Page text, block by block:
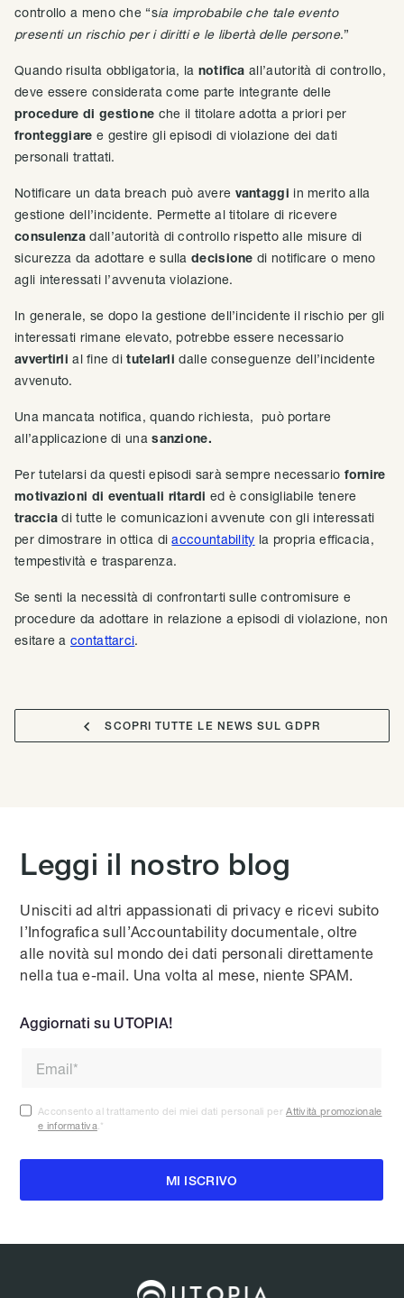
controllo a meno che “sia improbabile che tale evento
presenti un rischio per i diritti e le libertà delle persone.”
Quando risulta obbligatoria, la notificaall’autorità di controllo,
deve essere considerata come parte integrante delle
procedure di gestione che il titolare adotta a priori per
fronteggiare e gestire gli episodi di violazione dei dati
personali trattati.
Notificare un data breach può avere vantaggi in merito alla
gestione dell’incidente. Permette al titolare di ricevere
consulenzadall’autorità di controllo rispetto alle misure di
sicurezza da adottare e sulladecisionedi notificare o meno
agli interessati l’avvenuta violazione.
In generale, se dopo la gestione dell’incidente il rischio per gli
interessati rimane elevato, potrebbe essere necessario
avvertirlial fine ditutelarlidalle conseguenze dell’incidente
avvenuto.
Una mancata notifica, quando richiesta, può portare
all’applicazione di unasanzione.
Per tutelarsi da questi episodi sarà sempre necessario fornire
motivazioni di eventuali ritardi ed è consigliabile tenere
tracciadi tutte le comunicazioni avvenute con gli interessati
per dimostrare in ottica diaccountability la propria efficacia,
tempestività e trasparenza.
Se senti la necessità di confrontarti sulle contromisure e
procedure da adottare in relazione a episodi di violazione, non
esitare a contattarci.
 SCOPRI TUTTE LE NEWS SUL GDPR
Leggi il nostro blog
Unisciti ad altri appassionati di privacy e ricevi subito
l’Infografica sull’Accountability documentale, oltre
alle novità sul mondo dei dati personali direttamente
nella tua e-mail. Una volta al mese, niente SPAM.
Aggiornati su UTOPIA!
Acconsento al trattamento dei miei dati personali perAttività promozionale
e informativa *